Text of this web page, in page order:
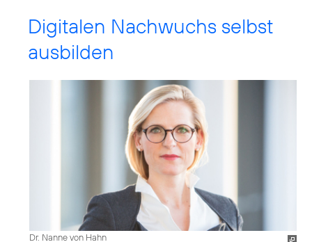
Digitalen Nachwuchs selbst
ausbilden
Dr. Nanne von Hahn